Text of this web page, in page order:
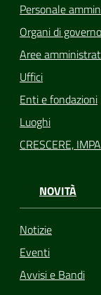
Personale
Organi di governo
Aree
Uffici
Enti e fondazioni
Luoghi
CRESCERE,
NOVITÀ
Notizie
Eventi
Avvisi e Bandi